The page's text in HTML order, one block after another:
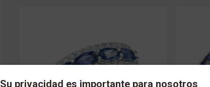
Su privacidad es importante para nosotros